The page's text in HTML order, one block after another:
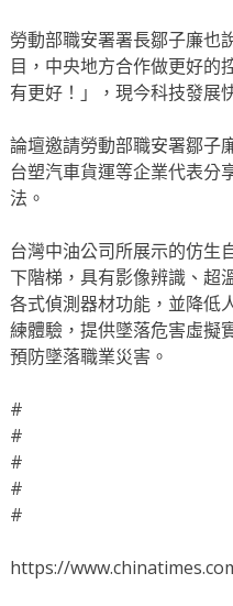
勞動部職安署署長鄒子廉也
目，中央地方合作做更好的
有更好！」，現今科技發展
論壇邀請勞動部職安署鄒子
台塑汽車貨運等企業代表分
法。
台灣中油公司所展示的仿生
下階梯，具有影像辨識、超
各式偵測器材功能，並降低
練體驗，提供墜落危害虛擬
預防墜落職業災害。
#
#
#
#
#
https://